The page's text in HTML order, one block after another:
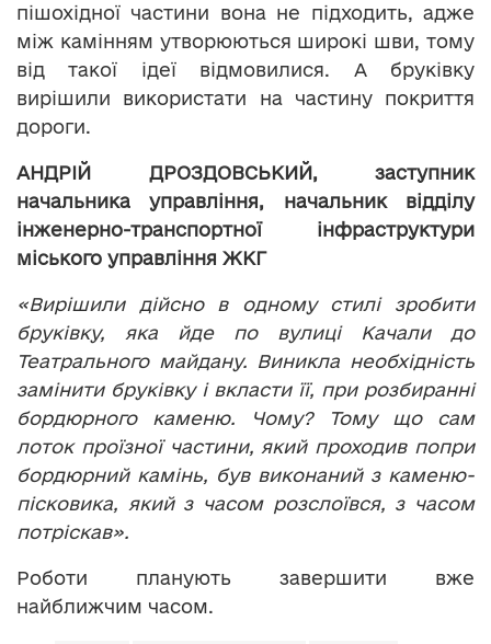
пішохідної частини вона не підходить, адже
між камінням утворюються широкі шви, тому
від такої ідеї відмовилися. А бруківку
вирішили використати на частину покриття
дороги.
АНДРІЙ ДРОЗДОВСЬКИЙ, заступник
начальника управління, начальник відділу
інженерно-транспортної інфраструктури
міського управління ЖКГ
«Вирішили дійсно в одному стилі зробити
бруківку, яка йде по вулиці Качали до
Театрального майдану. Виникла необхідність
замінити бруківку і вкласти її, при розбиранні
бордюрного каменю. Чому? Тому що сам
лоток проїзної частини, який проходив попри
бордюрний камінь, був виконаний з каменю-
пісковика, який з часом розслоївся, з часом
потріскав».
Роботи планують завершити вже
найближчим часом.